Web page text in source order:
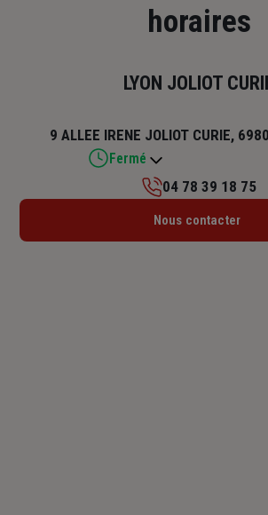
horaires
LYON JOLIOT
9 ALLEE IRENE JOLIOT CURIE,
Fermé
Lundi : 09h – 12h30 / 14h –
04 78 39 18 75
Nous contacter